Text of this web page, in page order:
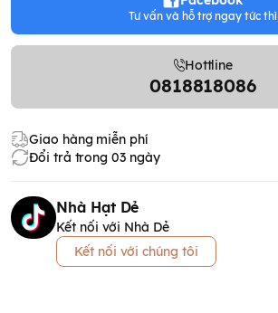
Tư vấn và hỗ trợ ngay tức thì
Hottline
0818818086
Giao hàng miễn phí
Đổi trả trong 03 ngày
Nhà Hạt Dẻ
Kết nối với Nhà Dẻ
Kết nối với chúng tôi